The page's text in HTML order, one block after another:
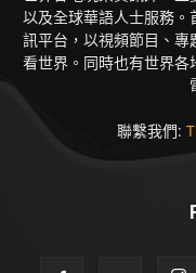
以及全球華語人士服務
訊平台，以視頻節目、專
看世界。同時也有世界
聯繫我們: